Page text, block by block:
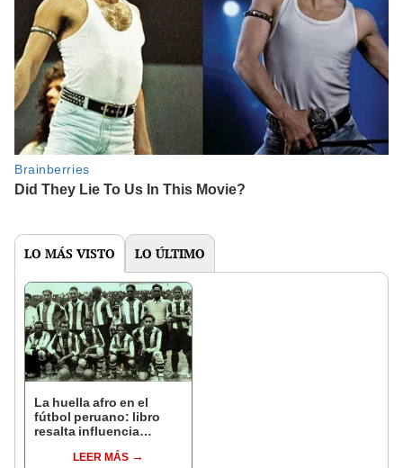
LO MÁS VISTO LO ÚLTIMO
La huella afro en el
fútbol peruano: libro
resalta influencia
nuestro balompié
LEER MÁS